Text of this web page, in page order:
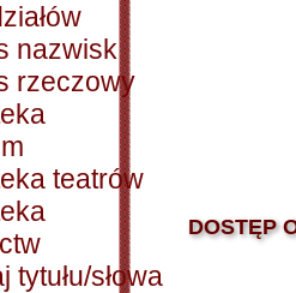
nazwisk
rzeczowy
teatrów
tytułu/słowa
DOSTĘP